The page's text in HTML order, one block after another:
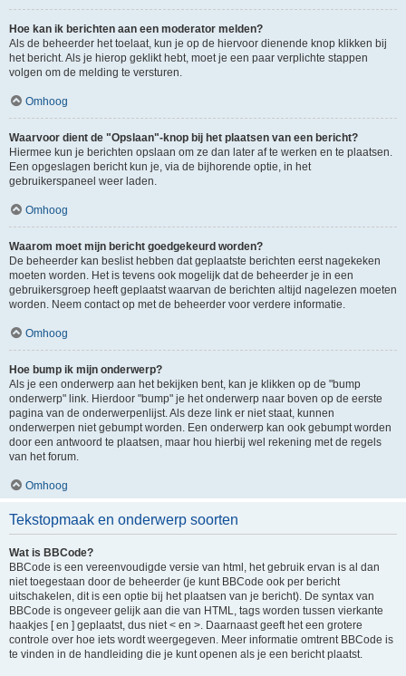
Hoe kan ik berichten aan een moderator melden?
Als de beheerder het toelaat, kun je op de hiervoor dienende knop klikken bij
het bericht. Als je hierop geklikt hebt, moet je een paar verplichte stappen
volgen om de melding te versturen.
Omhoog
Waarvoor dient de "Opslaan"-knop bij het plaatsen van een bericht?
Hiermee kun je berichten opslaan om ze dan later af te werken en te plaatsen.
Een opgeslagen bericht kun je, via de bijhorende optie, in het
gebruikerspaneel weer laden.
Omhoog
Waarom moet mijn bericht goedgekeurd worden?
De beheerder kan beslist hebben dat geplaatste berichten eerst nagekeken
moeten worden. Het is tevens ook mogelijk dat de beheerder je in een
gebruikersgroep heeft geplaatst waarvan de berichten altijd nagelezen moeten
worden. Neem contact op met de beheerder voor verdere informatie.
Omhoog
Hoe bump ik mijn onderwerp?
Als je een onderwerp aan het bekijken bent, kan je klikken op de "bump
onderwerp" link. Hierdoor "bump" je het onderwerp naar boven op de eerste
pagina van de onderwerpenlijst. Als deze link er niet staat, kunnen
onderwerpen niet gebumpt worden. Een onderwerp kan ook gebumpt worden
door een antwoord te plaatsen, maar hou hierbij wel rekening met de regels
van het forum.
Omhoog
Tekstopmaak en onderwerp soorten
Wat is BBCode?
BBCode is een vereenvoudigde versie van html, het gebruik ervan is al dan
niet toegestaan door de beheerder (je kunt BBCode ook per bericht
uitschakelen, dit is een optie bij het plaatsen van je bericht). De syntax van
BBCode is ongeveer gelijk aan die van HTML, tags worden tussen vierkante
haakjes [ en ] geplaatst, dus niet < en >. Daarnaast geeft het een grotere
controle over hoe iets wordt weergegeven. Meer informatie omtrent BBCode is
te vinden in de handleiding die je kunt openen als je een bericht plaatst.